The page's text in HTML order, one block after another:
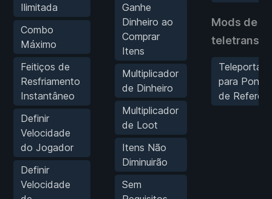
Ilimitada
Combo
Máximo
Feitiços de
Resfriamento
Instantâneo
Definir
Velocidade
do Jogador
Definir
Velocidade
Ganhe
Dinheiro ao
Comprar
Itens
Multiplicador
de Dinheiro
Multiplicador
de Loot
Itens Não
Diminuirão
Sem
Mods de
Teleportar
para Ponto
de